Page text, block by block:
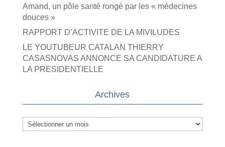
Amand, un pôle santé rongé par les « médecines
douces »
RAPPORT D’ACTIVITE DE LA MIVILUDES
LE YOUTUBEUR CATALAN THIERRY
CASASNOVAS ANNONCE SA CANDIDATURE A
LA PRESIDENTIELLE
Archives
Archives